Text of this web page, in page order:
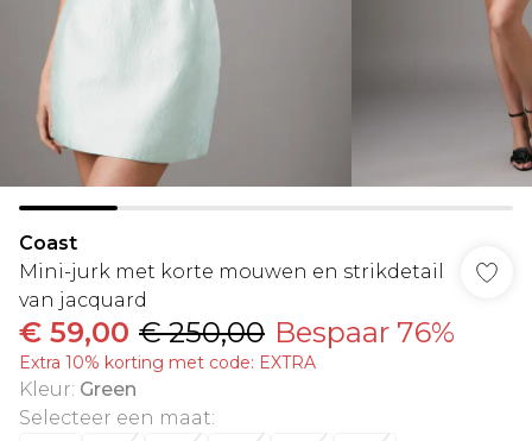
Coast
Mini-jurk met korte mouwen en strikdetail
van jacquard
€ 59,00 € 250,00 Bespaar 76%
Extra 10% korting met code: EXTRA
Kleur: Green
Selecteer een maat: